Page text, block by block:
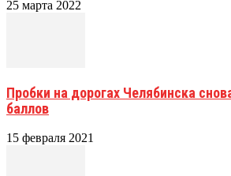
25 марта 2022
Пробки на дорогах Челябинска
баллов
15 февраля 2021